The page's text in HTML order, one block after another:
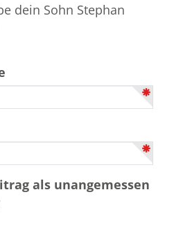
dein Sohn Stephan
als unangemessen